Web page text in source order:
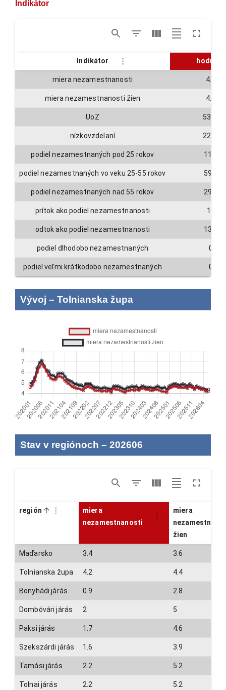
Indikátor
Indikátor hodnota
miera nezamestnanosti 4.2
miera nezamestnanosti žien 4.4
UoZ 5371
nízkovzdelaní 2212
podiel nezamestnaných pod 25 rokov 11.2
podiel nezamestnaných vo veku 25-55 rokov 59.3
podiel nezamestnaných nad 55 rokov 29.5
prítok ako podiel nezamestnanosti 13
odtok ako podiel nezamestnanosti 13.4
podiel dlhodobo nezamestnaných 0
podiel veľmi krátkodobo nezamestnaných 0
Vývoj – Tolnianska župa
Stav v regiónoch – 202606
región
miera
nezamestnanosti
miera
žien
Maďarsko 3.4 3.6
Tolnianska župa 4.2 4.4
Bonyhádi járás 0.9 2.8
Dombóvári járás 2 5
Paksi járás 1.7 4.6
Szekszárdi járás 1.6 3.9
Tamási járás 2.2 5.2
Tolnai járás 2.2 5.2